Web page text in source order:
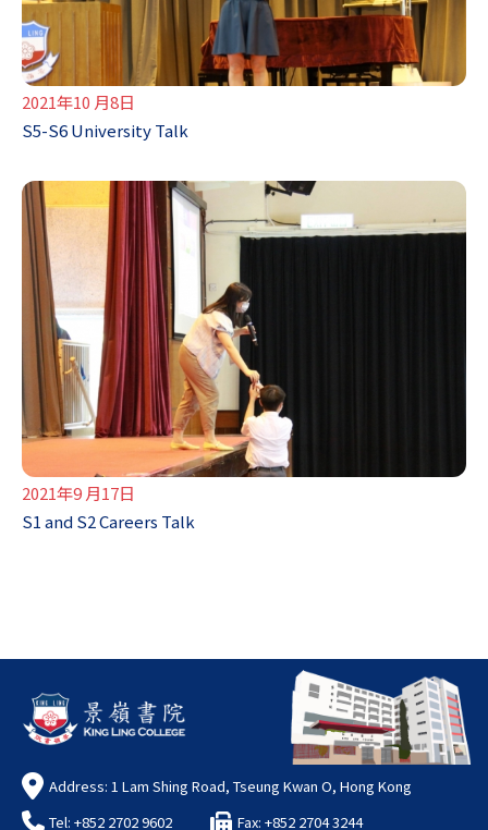
2021年10 月8日
S5-S6 University Talk
2021年9 月17日
S1 and S2 Careers Talk
Address: 1 Lam Shing Road, Tseung Kwan O, Hong Kong
Tel: +852 2702 9602
Fax: +852 2704 3244